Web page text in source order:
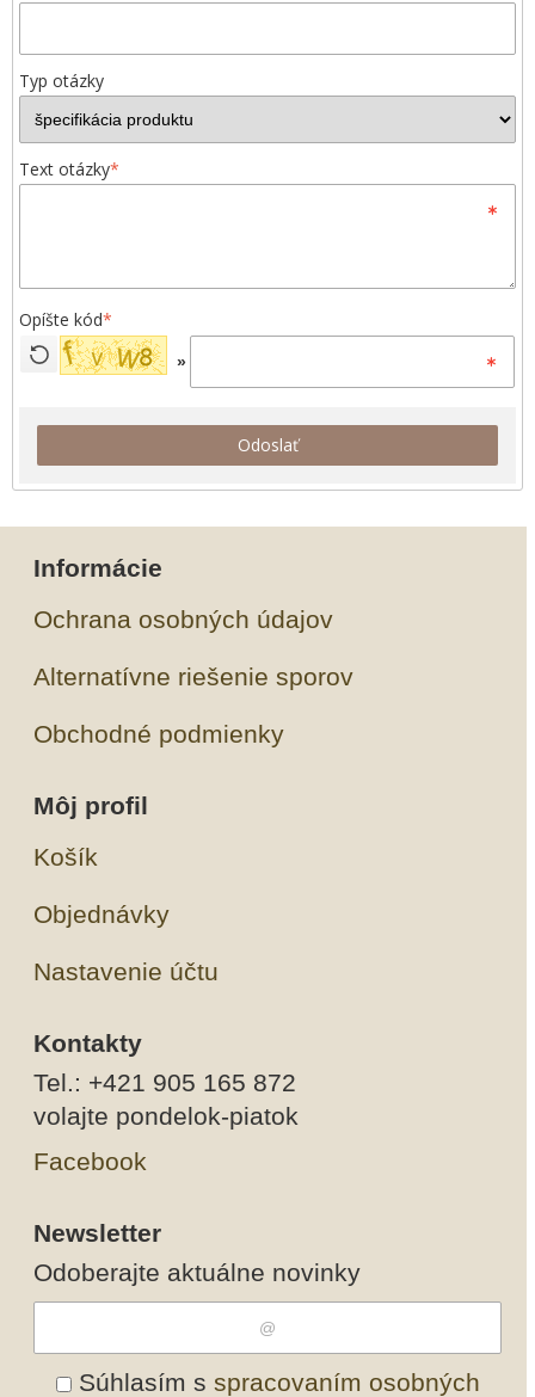
Typ otázky
Text otázky*
Opíšte kód*
»
Odoslať
Informácie
Ochrana osobných údajov
Alternatívne riešenie sporov
Obchodné podmienky
Môj profil
Košík
Objednávky
Nastavenie účtu
Kontakty
Tel.: +421 905 165 872
volajte pondelok-piatok
Facebook
Newsletter
Odoberajte aktuálne novinky
Súhlasím s spracovaním osobných